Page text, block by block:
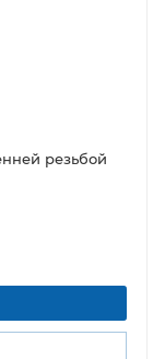
резьбой